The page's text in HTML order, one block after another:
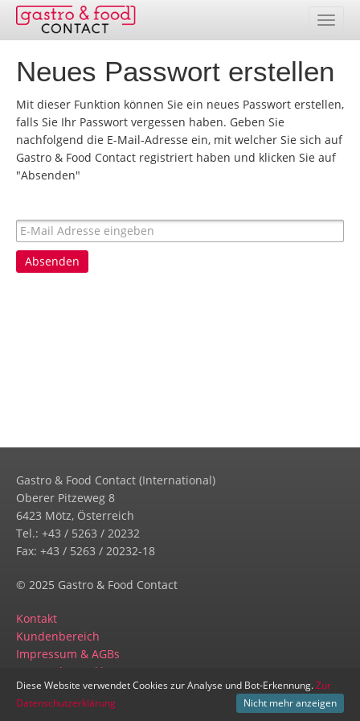
Datenbank
Länderübersicht
Adresspakete
Français
Português
Neues Passwort erstellen
Mit dieser Funktion können Sie ein neues Passwort erstellen,
falls Sie Ihr Passwort vergessen haben. Geben Sie
nachfolgend die E-Mail-Adresse ein, mit welcher Sie sich auf
Gastro & Food Contact registriert haben und klicken Sie auf
"Absenden"
Absenden
Gastro & Food Contact (International)
Oberer Pitzeweg 8
6423 Mötz, Österreich
Tel.: +43 / 5263 / 20232
Fax: +43 / 5263 / 20232-18
© 2025 Gastro & Food Contact
Kontakt
Kundenbereich
Impressum & AGBs
Datenschutzerklärung
Diese Website verwendet Cookies zur Analyse und Bot-Erkennung. Zur
Datenschutzerklärung
Nicht mehr anzeigen